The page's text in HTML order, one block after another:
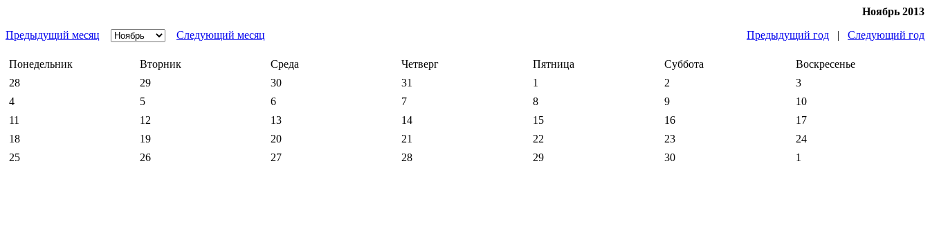
Ноябрь 2013
Предыдущий месяц
Следующий месяц Предыдущий год | Следующий год
Понедельник Вторник Среда Четверг Пятница Суббота
Воскресенье
28
29 30 31 1 2
3
4
5 6 7 8 9
10
11
12 13 14 15 16
17
18
19 20 21 22 23
24
25
26 27 28 29 30 1